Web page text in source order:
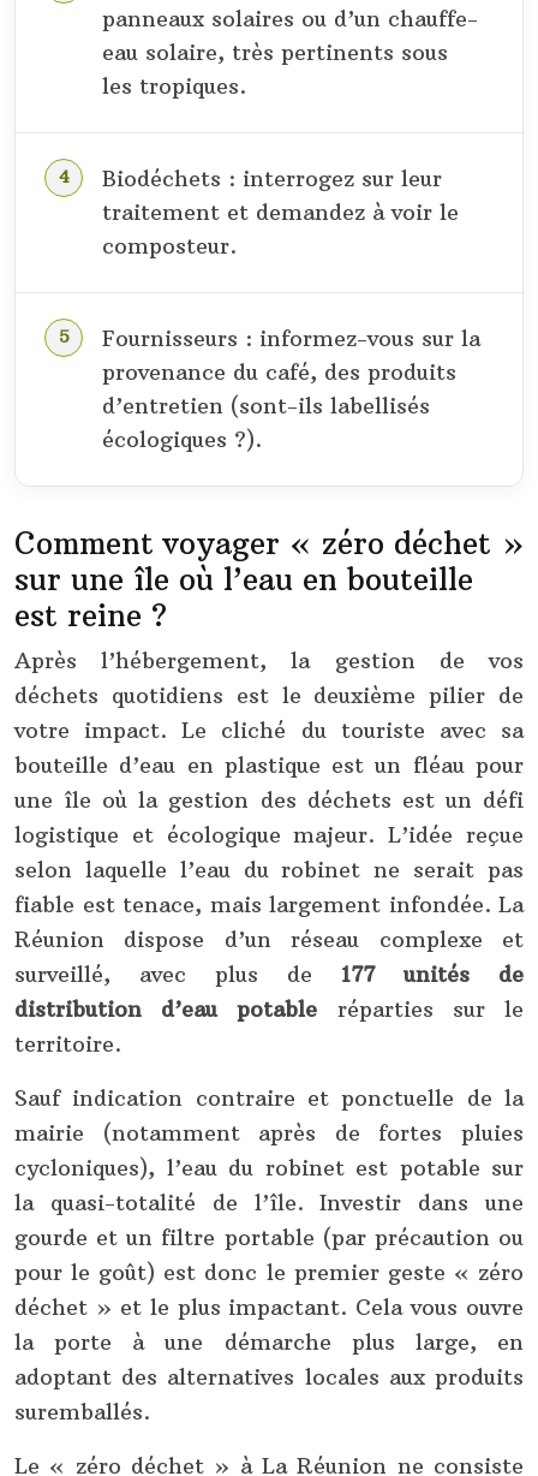
panneaux solaires ou d’un chauffe-
eau solaire, très pertinents sous
les tropiques.
Biodéchets : interrogez sur leur
traitement et demandez à voir le
composteur.
Fournisseurs : informez-vous sur la
provenance du café, des produits
d’entretien (sont-ils labellisés
écologiques ?).
Comment voyager « zéro déchet »
sur une île où l’eau en bouteille
est reine ?
Après l’hébergement, la gestion de vos
déchets quotidiens est le deuxième pilier de
votre impact. Le cliché du touriste avec sa
bouteille d’eau en plastique est un fléau pour
une île où la gestion des déchets est un défi
logistique et écologique majeur. L’idée reçue
selon laquelle l’eau du robinet ne serait pas
fiable est tenace, mais largement infondée. La
Réunion dispose d’un réseau complexe et
surveillé, avec plus de 177 unités de
distribution d’eau potable réparties sur le
territoire.
Sauf indication contraire et ponctuelle de la
mairie (notamment après de fortes pluies
cycloniques), l’eau du robinet est potable sur
la quasi-totalité de l’île. Investir dans une
gourde et un filtre portable (par précaution ou
pour le goût) est donc le premier geste « zéro
déchet » et le plus impactant. Cela vous ouvre
la porte à une démarche plus large, en
adoptant des alternatives locales aux produits
suremballés.
Le « zéro déchet » à La Réunion ne consiste